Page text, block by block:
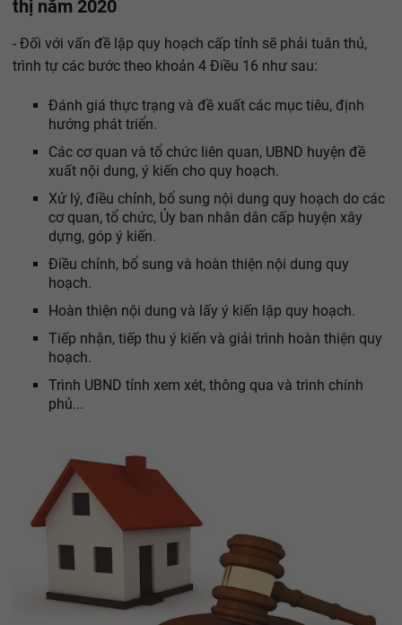
thị năm 2020
- Đối với vấn đề lập quy hoạch cấp tỉnh sẽ phải tuân thủ,
trình tự các bước theo khoản 4 Điều 16 như sau:
Đánh giá thực trạng và đề xuất các mục tiêu, định
hướng phát triển.
Các cơ quan và tổ chức liên quan, UBND huyện đề
xuất nội dung, ý kiến cho quy hoạch.
Xử lý, điều chỉnh, bổ sung nội dung quy hoạch do các
cơ quan, tổ chức, Ủy ban nhân dân cấp huyện xây
dựng, góp ý kiến.
Điều chỉnh, bổ sung và hoàn thiện nội dung quy
hoạch.
Hoàn thiện nội dung và lấy ý kiến lập quy hoạch.
Tiếp nhận, tiếp thu ý kiến và giải trình hoàn thiện quy
hoạch.
Trình UBND tỉnh xem xét, thông qua và trình chính
phủ...